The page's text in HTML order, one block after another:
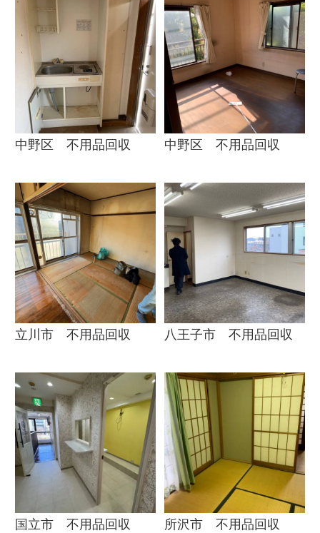
中野区 不用品回収 中野区 不用品回収
立川市 不用品回収 八王子市 不用品回収
国立市 不用品回収 所沢市 不用品回収